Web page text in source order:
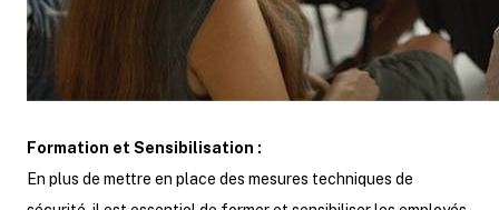
Formation et Sensibilisation :
En plus de mettre en place des mesures techniques de